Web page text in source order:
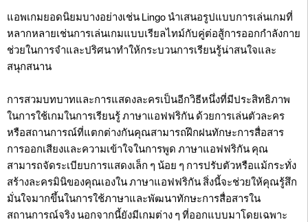
แอพเกมยอดนิยมบางอย่างเช่น Lingo นำเสนอรูปแบบการเล่นเกมที่
หลากหลายเช่นการเล่นเกมแบบเรียลไทม์กับคู่ต่อสู้การออกกำลังกาย
ช่วยในการจำและปริศนาทำให้กระบวนการเรียนรู้น่าสนใจและ
สนุกสนาน
การสวมบทบาทและการแสดงละครเป็นอีกวิธีหนึ่งที่มีประสิทธิภาพ
ในการใช้เกมในการเรียนรู้ ภาษาแอฟฟริกัน ด้วยการเล่นตัวละคร
หรือสถานการณ์ที่แตกต่างกันคุณสามารถฝึกฝนทักษะการสื่อสาร
การออกเสียงและความเข้าใจในการพูด ภาษาแอฟฟริกัน คุณ
สามารถจัดระเบียบการแสดงเล็ก ๆ น้อย ๆ การปรับตัวหรือแม้กระทั่ง
สร้างละครมินิของคุณเองใน ภาษาแอฟฟริกัน สิ่งนี้จะช่วยให้คุณรู้สึก
มั่นใจมากขึ้นในการใช้ภาษาและพัฒนาทักษะการสื่อสารใน
สถานการณ์จริง นอกจากนี้ยังมีเกมต่าง ๆ ที่ออกแบบมาโดยเฉพาะ